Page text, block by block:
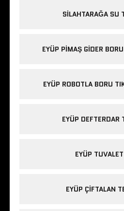
SILAHTARAĞA SU
EYÜP PIMAŞ GIDER
EYÜP ROBOTLA BORU
EYÜP DEFTERDAR
EYÜP
EYÜP ÇIFTALAN